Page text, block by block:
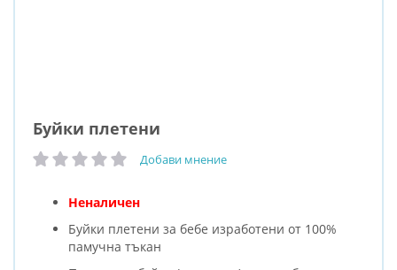
Буйки плетени
рейтинг: Добави мнение
Неналичен
Буйки плетени за бебе изработени от 100%
памучна тъкан